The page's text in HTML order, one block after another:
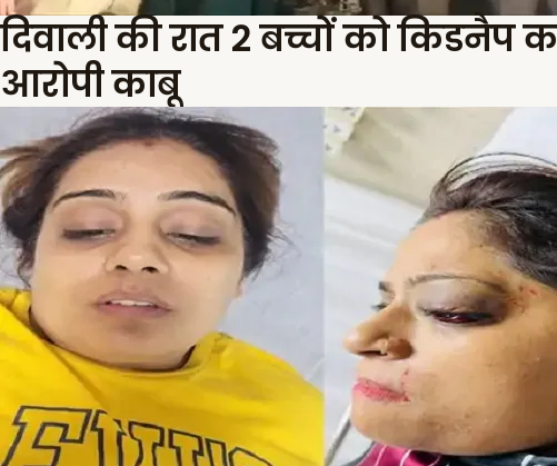
दिवाली की रात 2 बच्चों को
आरोपी काबू